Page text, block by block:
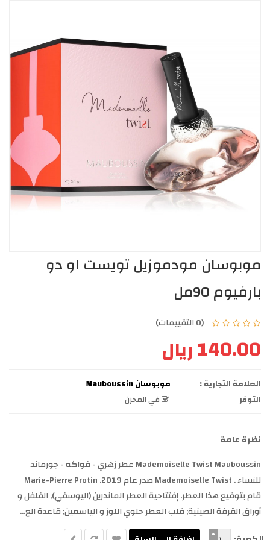
موبوسان مودموزيل تويست او دو
بارفيوم 90مل
(0 التقييمات)
140.00 ريال
العلامة التجارية :
موبوسان Mauboussin
التوفر
في المخزن
نظرة عامة
Mademoiselle Twist Mauboussin عطر زهري - فواكه - جورماند
للنساء . Mademoiselle Twist صدر عام 2019. Marie-Pierre Protin
قام بتوقيع هذا العطر. إفتتاحية العطر الماندرين (اليوسفي), الفلفل و
أوراق القرفة الصينية; قلب العطر حلوي اللوز و الياسمين; قاعدة الع...